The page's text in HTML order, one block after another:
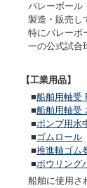
バレーボール
製造・販売し
特にバレーボ
一の公式試合
【工業用品】
■船舶用軸受
■船舶用軸受
■ポンプ用水
■ゴムロール
■推進軸ゴム
■ボウリング
船舶に使用さ